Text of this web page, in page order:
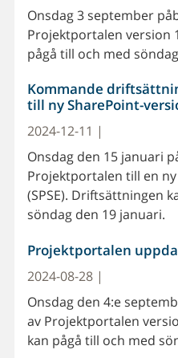
Onsdag 3 september
Projektportalen version
pågå till och med
Kommande
till ny SharePoint-
2024-12-11 |
Onsdag den 15 januari
Projektportalen till en
(SPSE). Driftsättningen
söndag den 19 januari.
Projektportalen
2024-08-28 |
Onsdag den 4:e
av Projektportalen
kan pågå till och med